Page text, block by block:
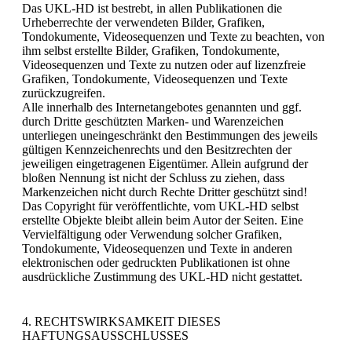
Das UKL-HD ist bestrebt, in allen Publikationen die
Urheberrechte der verwendeten Bilder, Grafiken,
Tondokumente, Videosequenzen und Texte zu beachten, von
ihm selbst erstellte Bilder, Grafiken, Tondokumente,
Videosequenzen und Texte zu nutzen oder auf lizenzfreie
Grafiken, Tondokumente, Videosequenzen und Texte
zurückzugreifen.
Alle innerhalb des Internetangebotes genannten und ggf.
durch Dritte geschützten Marken- und Warenzeichen
unterliegen uneingeschränkt den Bestimmungen des jeweils
gültigen Kennzeichenrechts und den Besitzrechten der
jeweiligen eingetragenen Eigentümer. Allein aufgrund der
bloßen Nennung ist nicht der Schluss zu ziehen, dass
Markenzeichen nicht durch Rechte Dritter geschützt sind!
Das Copyright für veröffentlichte, vom UKL-HD selbst
erstellte Objekte bleibt allein beim Autor der Seiten. Eine
Vervielfältigung oder Verwendung solcher Grafiken,
Tondokumente, Videosequenzen und Texte in anderen
elektronischen oder gedruckten Publikationen ist ohne
ausdrückliche Zustimmung des UKL-HD nicht gestattet.
4. RECHTSWIRKSAMKEIT DIESES
HAFTUNGSAUSSCHLUSSES